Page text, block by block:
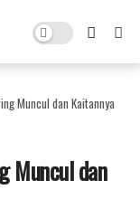
Muncul dan Kaitannya
Muncul dan